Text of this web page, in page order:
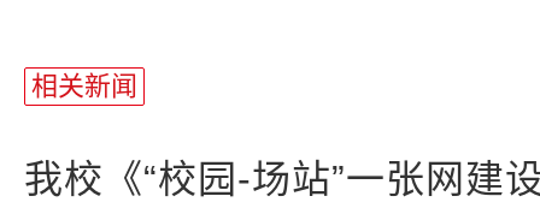
相关新闻
我校《“校园-场站”一张网建